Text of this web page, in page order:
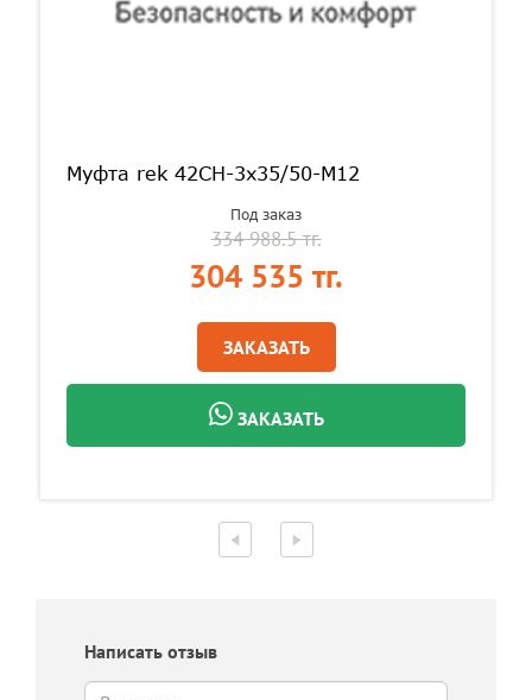
Муфта rek 42CH-3x35/50-М12
Под заказ
334 988.5 тг.
304 535 тг.
ЗАКАЗАТЬ
ЗАКАЗАТЬ
Написать отзыв